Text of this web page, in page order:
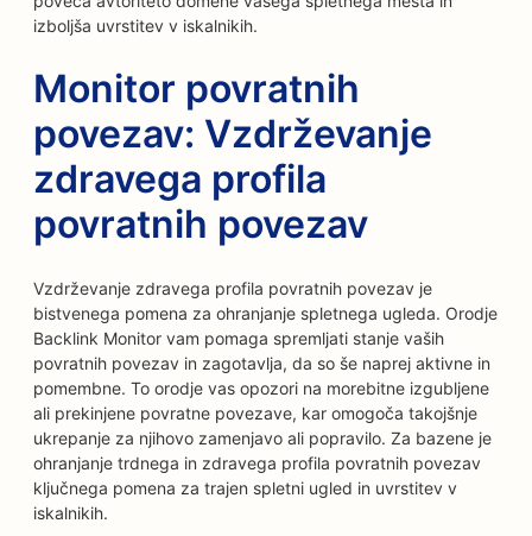
izboljša uvrstitev v iskalnikih.
Monitor povratnih
povezav: Vzdrževanje
zdravega profila
povratnih povezav
Vzdrževanje zdravega profila povratnih povezav je
bistvenega pomena za ohranjanje spletnega ugleda. Orodje
Backlink Monitor vam pomaga spremljati stanje vaših
povratnih povezav in zagotavlja, da so še naprej aktivne in
pomembne. To orodje vas opozori na morebitne izgubljene
ali prekinjene povratne povezave, kar omogoča takojšnje
ukrepanje za njihovo zamenjavo ali popravilo. Za bazene je
ohranjanje trdnega in zdravega profila povratnih povezav
ključnega pomena za trajen spletni ugled in uvrstitev v
iskalnikih.